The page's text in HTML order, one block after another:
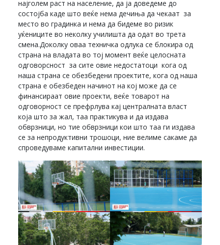
најголем раст на население, да ја доведеме до
состојба каде што веќе нема дечиња да чекаат за
место во градинка и нема да бидеме во ризик
уќениците во неколку училишта да одат во трета
смена.Доколку оваа техничка одлука се блокира од
страна на владата во тој момент веќе целосната
одговорсност за сите овие недостатоци кога од
наша страна се обезбедени проектите, кога од наша
страна е обезбеден начинот на кој може да се
финансираат овие проекти, веќе товарот на
одговорност се префрлува кај централната власт
која што за жал, таа практикува и да издава
обврзници, но тие обврзници кои што таа ги издава
се за непродуктивни трошоци, ние велиме сакаме да
спроведуваме капитални инвестиции.